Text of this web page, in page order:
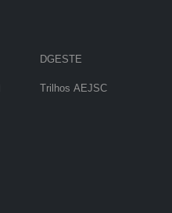
DGESTE
Trilhos AEJSC